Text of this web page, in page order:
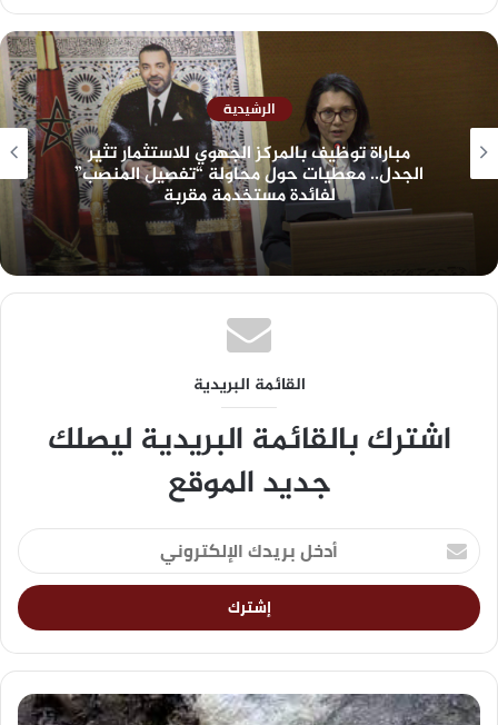
الرشيدية
مباراة توظيف بالمركز الجهوي للاستثمار تثير
الجدل.. معطيات حول محاولة “تفصيل المنصب”
لفائدة مستخدمة مقربة
القائمة البريدية
اشترك بالقائمة البريدية ليصلك
جديد الموقع